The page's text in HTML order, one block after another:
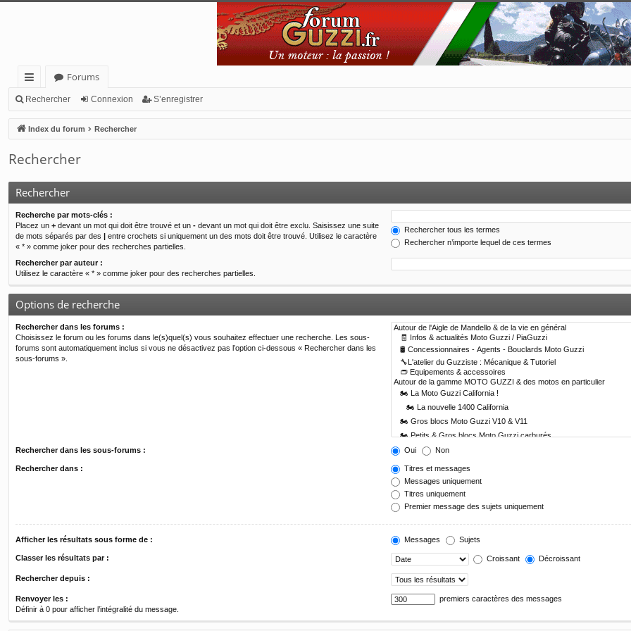
cc
ès
ra
pi
de
Forums
Rechercher Connexion S’enregistrer
Index du forum Rechercher
Rechercher
Rechercher
Recherche par mots-clés :
Placez un + devant un mot qui doit être trouvé et un - devant un mot qui doit être exclu. Saisissez une suite
de mots séparés par des | entre crochets si uniquement un des mots doit être trouvé. Utilisez le caractère
« * » comme joker pour des recherches partielles.
Rechercher tous les termes
Rechercher n’importe lequel de ces termes
Rechercher par auteur :
Utilisez le caractère « * » comme joker pour des recherches partielles.
Options de recherche
Rechercher dans les forums :
Choisissez le forum ou les forums dans le(s)quel(s) vous souhaitez effectuer une recherche. Les sous-
forums sont automatiquement inclus si vous ne désactivez pas l’option ci-dessous « Rechercher dans les
sous-forums ».
Rechercher dans les sous-forums : Oui Non
Rechercher dans :
Titres et messages
Messages uniquement
Titres uniquement
Premier message des sujets uniquement
Afficher les résultats sous forme de : Messages Sujets
Classer les résultats par : Croissant Décroissant
Rechercher depuis :
Renvoyer les :
Définir à 0 pour afficher l’intégralité du message.
premiers caractères des messages